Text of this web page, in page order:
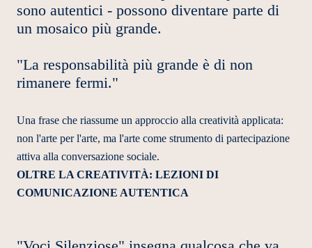
sono autentici - possono diventare parte di
un mosaico più grande.
"La responsabilità più grande è di non
rimanere fermi."
Una frase che riassume un approccio alla creatività applicata:
non l'arte per l'arte, ma l'arte come strumento di partecipazione
attiva alla conversazione sociale.
OLTRE LA CREATIVITÀ: LEZIONI DI
COMUNICAZIONE AUTENTICA